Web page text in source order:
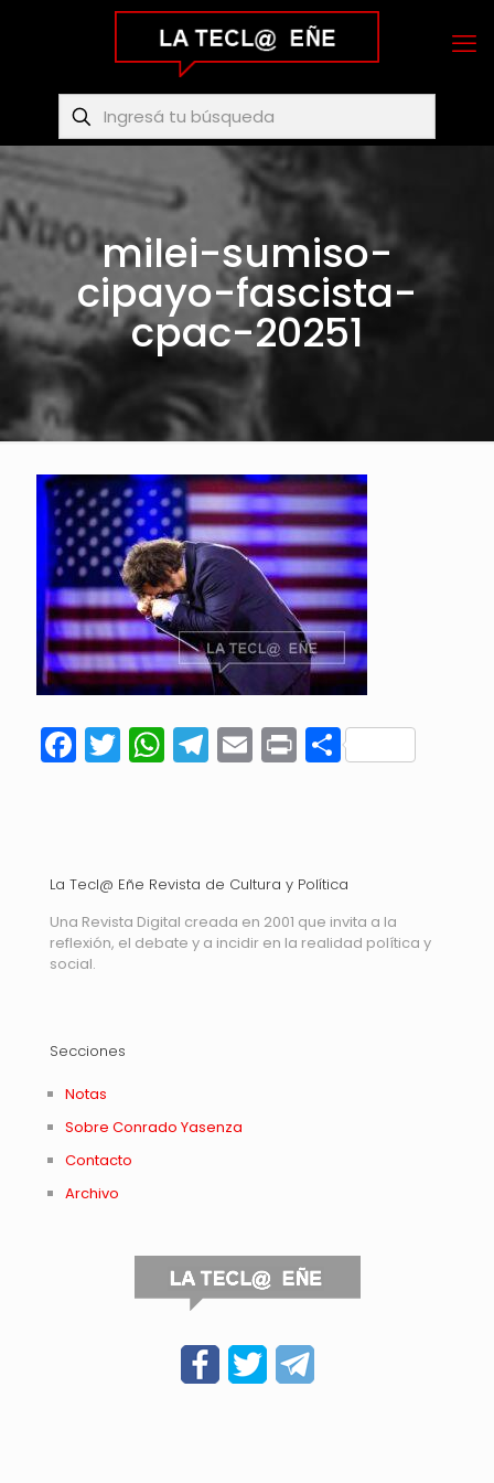
milei-sumiso-
cipayo-fascista-
cpac-20251
Facebook
Twitter
WhatsApp
Telegram
Email
Print
La Tecl@ Eñe Revista de Cultura y Política
Una Revista Digital creada en 2001 que invita a la
reflexión, el debate y a incidir en la realidad política y
social.
Secciones
Notas
Sobre Conrado Yasenza
Contacto
Archivo